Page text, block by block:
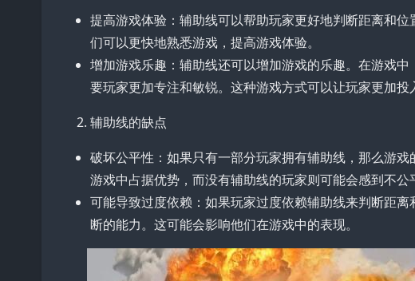
提高游戏体验：辅助线可以帮助玩家更好地判断距离和
们可以更快地熟悉游戏，提高游戏体验。
增加游戏乐趣：辅助线还可以增加游戏的乐趣。在游戏
要玩家更加专注和敏锐。这种游戏方式可以让玩家更加投
辅助线的缺点
破坏公平性：如果只有一部分玩家拥有辅助线，那么游
游戏中占据优势，而没有辅助线的玩家则可能会感到不公
可能导致过度依赖：如果玩家过度依赖辅助线来判断距
断的能力。这可能会影响他们在游戏中的表现。